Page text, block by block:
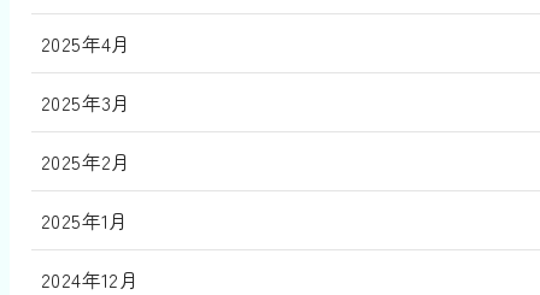
2025年4月
2025年3月
2025年2月
2025年1月
2024年12月